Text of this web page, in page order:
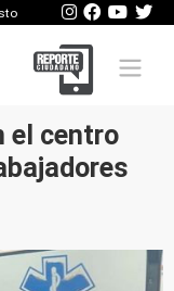
Mobile
el centro